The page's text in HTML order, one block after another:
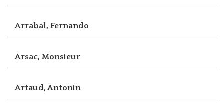
Arrabal, Fernando
Arsac, Monsieur
Artaud, Antonin